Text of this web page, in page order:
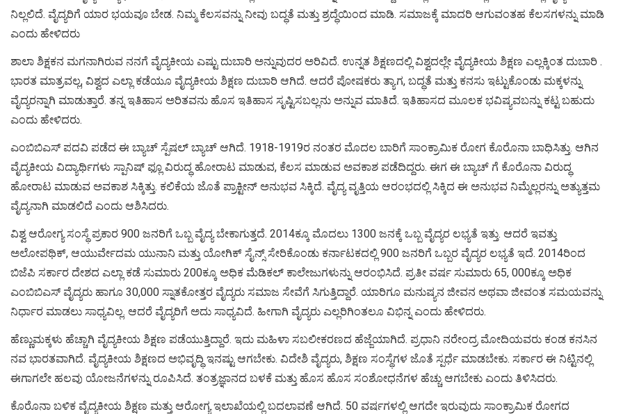
ನಿಲ್ಲಲಿದೆ. ವೈದ್ಯರಿಗೆ ಯಾರ ಭಯವೂ ಬೇಡ. ನಿಮ್ಮ ಕೆಲಸವನ್ನು ನೀವು ಬದ್ಧತೆ ಮತ್ತು ಶ್ರದ್ಧೆಯಿಂದ ಮಾಡಿ. ಸಮಾಜಕ್ಕೆ ಮಾದರಿ ಆಗುವಂತಹ ಕೆಲಸಗಳನ್ನು ಮಾಡಿ
ಎಂದು ಹೇಳಿದರು
ಶಾಲಾ ಶಿಕ್ಷಕನ ಮಗನಾಗಿರುವ ನನಗೆ ವೈದ್ಯಕೀಯ ಎಷ್ಟು ದುಬಾರಿ ಅನ್ನುವುದರ ಅರಿವಿದೆ. ಉನ್ನತ ಶಿಕ್ಷಣದಲ್ಲಿ ವಿಶ್ವದಲ್ಲೇ ವೈದ್ಯಕೀಯ ಶಿಕ್ಷಣ ಎಲ್ಲಕ್ಕಿಂತ ದುಬಾರಿ .
ಭಾರತ ಮಾತ್ರವಲ್ಲ, ವಿಶ್ವದ ಎಲ್ಲಾ ಕಡೆಯೂ ವೈದ್ಯಕೀಯ ಶಿಕ್ಷಣ ದುಬಾರಿ ಆಗಿದೆ. ಆದರೆ ಪೋಷಕರು ತ್ಯಾಗ, ಬದ್ಧತೆ ಮತ್ತು ಕನಸು ಇಟ್ಟುಕೊಂಡು ಮಕ್ಕಳನ್ನು
ವೈದ್ಯರನ್ನಾಗಿ ಮಾಡುತ್ತಾರೆ. ತನ್ನ ಇತಿಹಾಸ ಅರಿತವನು ಹೊಸ ಇತಿಹಾಸ ಸೃಷ್ಟಿಸಬಲ್ಲನು ಅನ್ನುವ ಮಾತಿದೆ. ಇತಿಹಾಸದ ಮೂಲಕ ಭವಿಷ್ಯವಬನ್ನು ಕಟ್ಟ ಬಹುದು
ಎಂದು ಹೇಳಿದರು.
ಎಂಬಿಬಿಎಸ್ ಪದವಿ ಪಡೆದ ಈ ಬ್ಯಾಚ್ ಸ್ಪೆಷಲ್ ಬ್ಯಾಚ್ ಆಗಿದೆ. 1918-1919ರ ನಂತರ ಮೊದಲ ಬಾರಿಗೆ ಸಾಂಕ್ರಾಮಿಕ ರೋಗ ಕೊರೊನಾ ಬಾಧಿಸಿತ್ತು. ಆಗಿನ
ವೈದ್ಯಕೀಯ ವಿದ್ಯಾರ್ಥಿಗಳು ಸ್ಪಾನಿಷ್ ಫ್ಲೂ ವಿರುದ್ಧ ಹೋರಾಟ ಮಾಡುವ, ಕೆಲಸ ಮಾಡುವ ಅವಕಾಶ ಪಡೆದಿದ್ದರು. ಈಗ ಈ ಬ್ಯಾಚ್ ಗೆ ಕೊರೊನಾ ವಿರುದ್ಧ
ಹೋರಾಟ ಮಾಡುವ ಅವಕಾಶ ಸಿಕ್ಕಿತ್ತು. ಕಲಿಕೆಯ ಜೊತೆ ಪ್ರಾಕ್ಟೀನ್ ಅನುಭವ ಸಿಕ್ಕಿದೆ. ವೈದ್ಯ ವೃತ್ತಿಯ ಆರಂಭದಲ್ಲಿ ಸಿಕ್ಕಿದ ಈ ಅನುಭವ ನಿಮ್ಮೆಲ್ಲರನ್ನು ಅತ್ಯುತ್ತಮ
ವೈದ್ಯನಾಗಿ ಮಾಡಲಿದೆ ಎಂದು ಆಶಿಸಿದರು.
ವಿಶ್ವ ಆರೋಗ್ಯ ಸಂಸ್ಥೆ ಪ್ರಕಾರ 900 ಜನರಿಗೆ ಒಬ್ಬ ವೈದ್ಯ ಬೇಕಾಗುತ್ತದೆ. 2014ಕ್ಕೂ ಮೊದಲು 1300 ಜನಕ್ಕೆ ಒಬ್ಬ ವೈದ್ಯರ ಲಭ್ಯತೆ ಇತ್ತು. ಆದರೆ ಇವತ್ತು
ಅಲೋಪಥಿಕ್, ಆಯುರ್ವೇದಮ ಯುನಾನಿ ಮತ್ತು ಯೋಗಿಕ್ ಸೈನ್ಸ್ ಸೇರಿಕೊಂಡು ಕರ್ನಾಟಕದಲ್ಲಿ 900 ಜನರಿಗೆ ಒಬ್ಬರ ವೈದ್ಯರ ಲಭ್ಯತೆ ಇದೆ. 2014ರಿಂದ
ಬಿಜೆಪಿ ಸರ್ಕಾರ ದೇಶದ ಎಲ್ಲಾ ಕಡೆ ಸುಮಾರು 200ಕ್ಕೂ ಅಧಿಕ ಮೆಡಿಕಲ್ ಕಾಲೇಜುಗಳುನ್ನು ಆರಂಭಿಸಿದೆ. ಪ್ರತೀ ವರ್ಷ ಸುಮಾರು 65, 000ಕ್ಕೂ ಅಧಿಕ
ಎಂಬಿಬಿಎಸ್ ವೈದ್ಯರು ಹಾಗೂ 30,000 ಸ್ನಾತಕೋತ್ತರ ವೈದ್ಯರು ಸಮಾಜ ಸೇವೆಗೆ ಸಿಗುತ್ತಿದ್ದಾರೆ. ಯಾರಿಗೂ ಮನುಷ್ಯನ ಜೀವನ ಅಥವಾ ಜೀವಂತ ಸಮಯವನ್ನು
ನಿರ್ಧಾರ ಮಾಡಲು ಸಾಧ್ಯವಿಲ್ಲ. ಆದರೆ ವೈದ್ಯರಿಗೆ ಅದು ಸಾಧ್ಯವಿದೆ. ಹೀಗಾಗಿ ವೈದ್ಯರು ಎಲ್ಲರಿಗಿಂತಲೂ ವಿಭಿನ್ನ ಎಂದು ಹೇಳಿದರು.
ಹೆಣ್ಣುಮಕ್ಕಳು ಹೆಚ್ಚಾಗಿ ವೈದ್ಯಕೀಯ ಶಿಕ್ಷಣ ಪಡೆಯುತ್ತಿದ್ದಾರೆ. ಇದು ಮಹಿಳಾ ಸಬಲೀಕರಣದ ಹೆಜ್ಜೆಯಾಗಿದೆ. ಪ್ರಧಾನಿ ನರೇಂದ್ರ ಮೋದಿಯವರು ಕಂಡ ಕನಸಿನ
ನವ ಭಾರತವಾಗಿದೆ. ವೈದ್ಯಕೀಯ ಶಿಕ್ಷಣದ ಅಭಿವೃದ್ಧಿ ಇನಷ್ಟು ಆಗಬೇಕು. ವಿದೇಶಿ ವೈದ್ಯರು, ಶಿಕ್ಷಣ ಸಂಸ್ಥೆಗಳ ಜೊತೆ ಸ್ಪರ್ಧೆ ಮಾಡಬೇಕು. ಸರ್ಕಾರ ಈ ನಿಟ್ಟಿನಲ್ಲಿ
ಈಗಾಗಲೇ ಹಲವು ಯೋಜನೆಗಳನ್ನು ರೂಪಿಸಿದೆ. ತಂತ್ರಜ್ಞಾನದ ಬಳಕೆ ಮತ್ತು ಹೊಸ ಹೊಸ ಸಂಶೋಧನೆಗಳ ಹೆಚ್ಚು ಆಗಬೇಕು ಎಂದು ತಿಳಿಸಿದರು.
ಕೊರೊನಾ ಬಳಿಕ ವೈದ್ಯಕೀಯ ಶಿಕ್ಷಣ ಮತ್ತು ಆರೋಗ್ಯ ಇಲಾಖೆಯಲ್ಲಿ ಬದಲಾವಣೆ ಆಗಿದೆ. 50 ವರ್ಷಗಳಲ್ಲಿ ಆಗದೇ ಇರುವುದು ಸಾಂಕ್ರಾಮಿಕ ರೋಗದ